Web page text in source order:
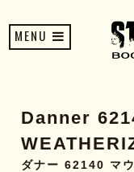
MENU
Danner
ダナー 62140 マ